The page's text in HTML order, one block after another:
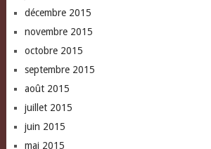
décembre 2015
novembre 2015
octobre 2015
septembre 2015
août 2015
juillet 2015
juin 2015
mai 2015